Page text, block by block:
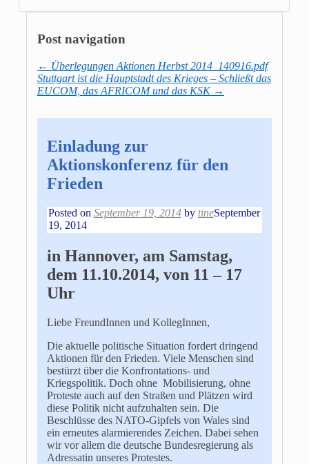
Post navigation
← Überlegungen Aktionen Herbst 2014_140916.pdf
Stuttgart ist die Hauptstadt des Krieges – Schließt das
EUCOM, das AFRICOM und das KSK →
Einladung zur
Aktionskonferenz für den
Frieden
Posted on September 19, 2014 by tineSeptember
19, 2014
in Hannover, am Samstag,
dem 11.10.2014, von 11 – 17
Uhr
Liebe FreundInnen und KollegInnen,
Die aktuelle politische Situation fordert dringend
Aktionen für den Frieden. Viele Menschen sind
bestürzt über die Konfrontations- und
Kriegspolitik. Doch ohne Mobilisierung, ohne
Proteste auch auf den Straßen und Plätzen wird
diese Politik nicht aufzuhalten sein. Die
Beschlüsse des NATO-Gipfels von Wales sind
ein erneutes alarmierendes Zeichen. Dabei sehen
wir vor allem die deutsche Bundesregierung als
Adressatin unseres Protestes.